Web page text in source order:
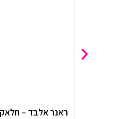
ראנר אלבד –